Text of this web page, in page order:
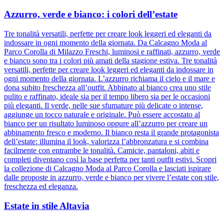
Azzurro, verde e bianco: i colori dell’estate
Tre tonalità versatili, perfette per creare look leggeri ed eleganti da
indossare in ogni momento della giornata. Da Calcagno Moda al
Parco Corolla di Milazzo Freschi, luminosi e raffinati, azzurro, verde
e bianco sono tra i colori più amati della stagione estiva. Tre tonalità
versatili, perfette per creare look leggeri ed eleganti da indossare in
ogni momento della giornata. L’azzurro richiama il cielo e il mare e
dona subito freschezza all’outfit. Abbinato al bianco crea uno stile
pulito e raffinato, ideale sia per il tempo libero sia per le occasioni
più eleganti. Il verde, nelle sue sfumature più delicate o intense,
aggiunge un tocco naturale e originale. Può essere accostato al
bianco per un risultato luminoso oppure all’azzurro per creare un
abbinamento fresco e moderno. Il bianco resta il grande protagonista
dell’estate: illumina il look, valorizza l’abbronzatura e si combina
facilmente con entrambe le tonalità. Camicie, pantaloni, abiti e
completi diventano così la base perfetta per tanti outfit estivi. Scopri
la collezione di Calcagno Moda al Parco Corolla e lasciati ispirare
dalle proposte in azzurro, verde e bianco per vivere l’estate con stile,
freschezza ed eleganza.
Estate in stile Altavia